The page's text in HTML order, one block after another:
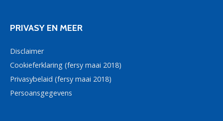
PRIVASY EN MEER
Disclaimer
Cookieferklaring (fersy maai 2018)
Privasybelaid (fersy maai 2018)
Persoansgegevens